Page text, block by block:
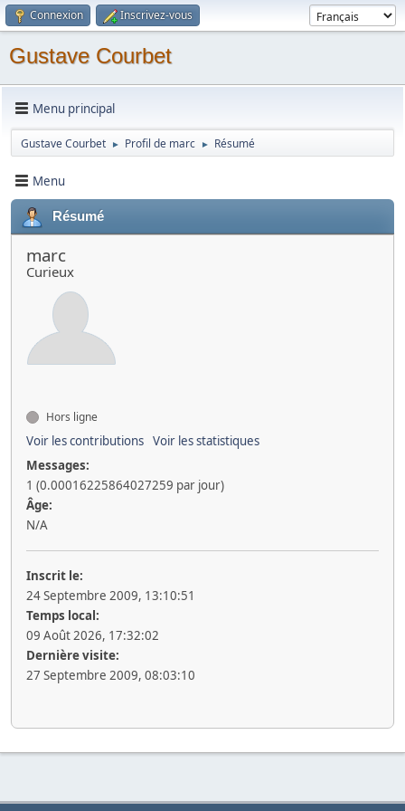
Connexion Inscrivez-vous
Gustave Courbet
Menu principal
Gustave Courbet ► Profil de marc ► Résumé
Menu
Résumé
marc
Curieux
Hors ligne
Voir les contributions Voir les statistiques
Messages:
1 (0.00016225864027259 par jour)
Âge:
N/A
Inscrit le:
24 Septembre 2009, 13:10:51
Temps local:
09 Août 2026, 17:32:02
Dernière visite:
27 Septembre 2009, 08:03:10